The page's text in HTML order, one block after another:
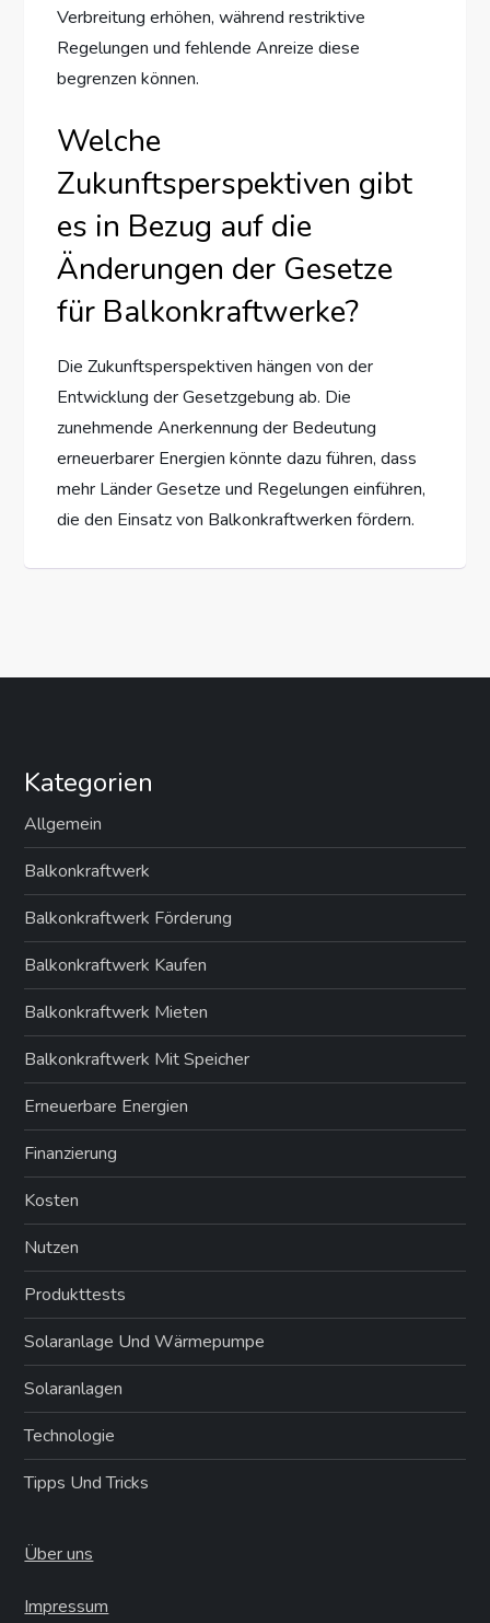
Verbreitung erhöhen, während restriktive
Regelungen und fehlende Anreize diese
begrenzen können.
Welche
Zukunftsperspektiven gibt
es in Bezug auf die
Änderungen der Gesetze
für Balkonkraftwerke?
Die Zukunftsperspektiven hängen von der
Entwicklung der Gesetzgebung ab. Die
zunehmende Anerkennung der Bedeutung
erneuerbarer Energien könnte dazu führen, dass
mehr Länder Gesetze und Regelungen einführen,
die den Einsatz von Balkonkraftwerken fördern.
Kategorien
Allgemein
Balkonkraftwerk
Balkonkraftwerk Förderung
Balkonkraftwerk Kaufen
Balkonkraftwerk Mieten
Balkonkraftwerk Mit Speicher
Erneuerbare Energien
Finanzierung
Kosten
Nutzen
Produkttests
Solaranlage Und Wärmepumpe
Solaranlagen
Technologie
Tipps Und Tricks
Über uns
Impressum